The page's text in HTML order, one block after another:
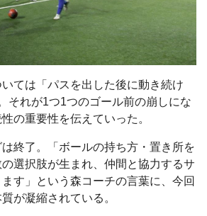
ては「パスを出した後に動き続け
それが1つ1つのゴール前の崩しにな
の重要性を伝えていった。
終了。「ボールの持ち方・置き所を
選択肢が生まれ、仲間と協力するサ
す」という森コーチの言葉に、今回
が凝縮されている。